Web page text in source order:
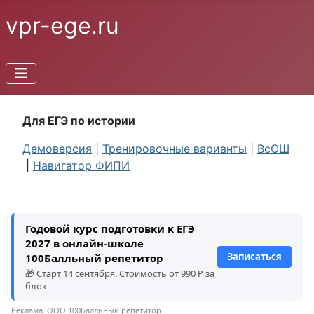
vpr-ege.ru
Для ЕГЭ по истории
Демоверсия
Тренировочные варианты
ВсОШ
Навигатор ФИПИ
Годовой курс подготовки к ЕГЭ
2027 в онлайн-школе
100Балльный репетитор
🎁 Старт 14 сентября. Стоимость от 990 ₽ за
блок
Записаться
Реклама. ООО 100Балльный репетитор